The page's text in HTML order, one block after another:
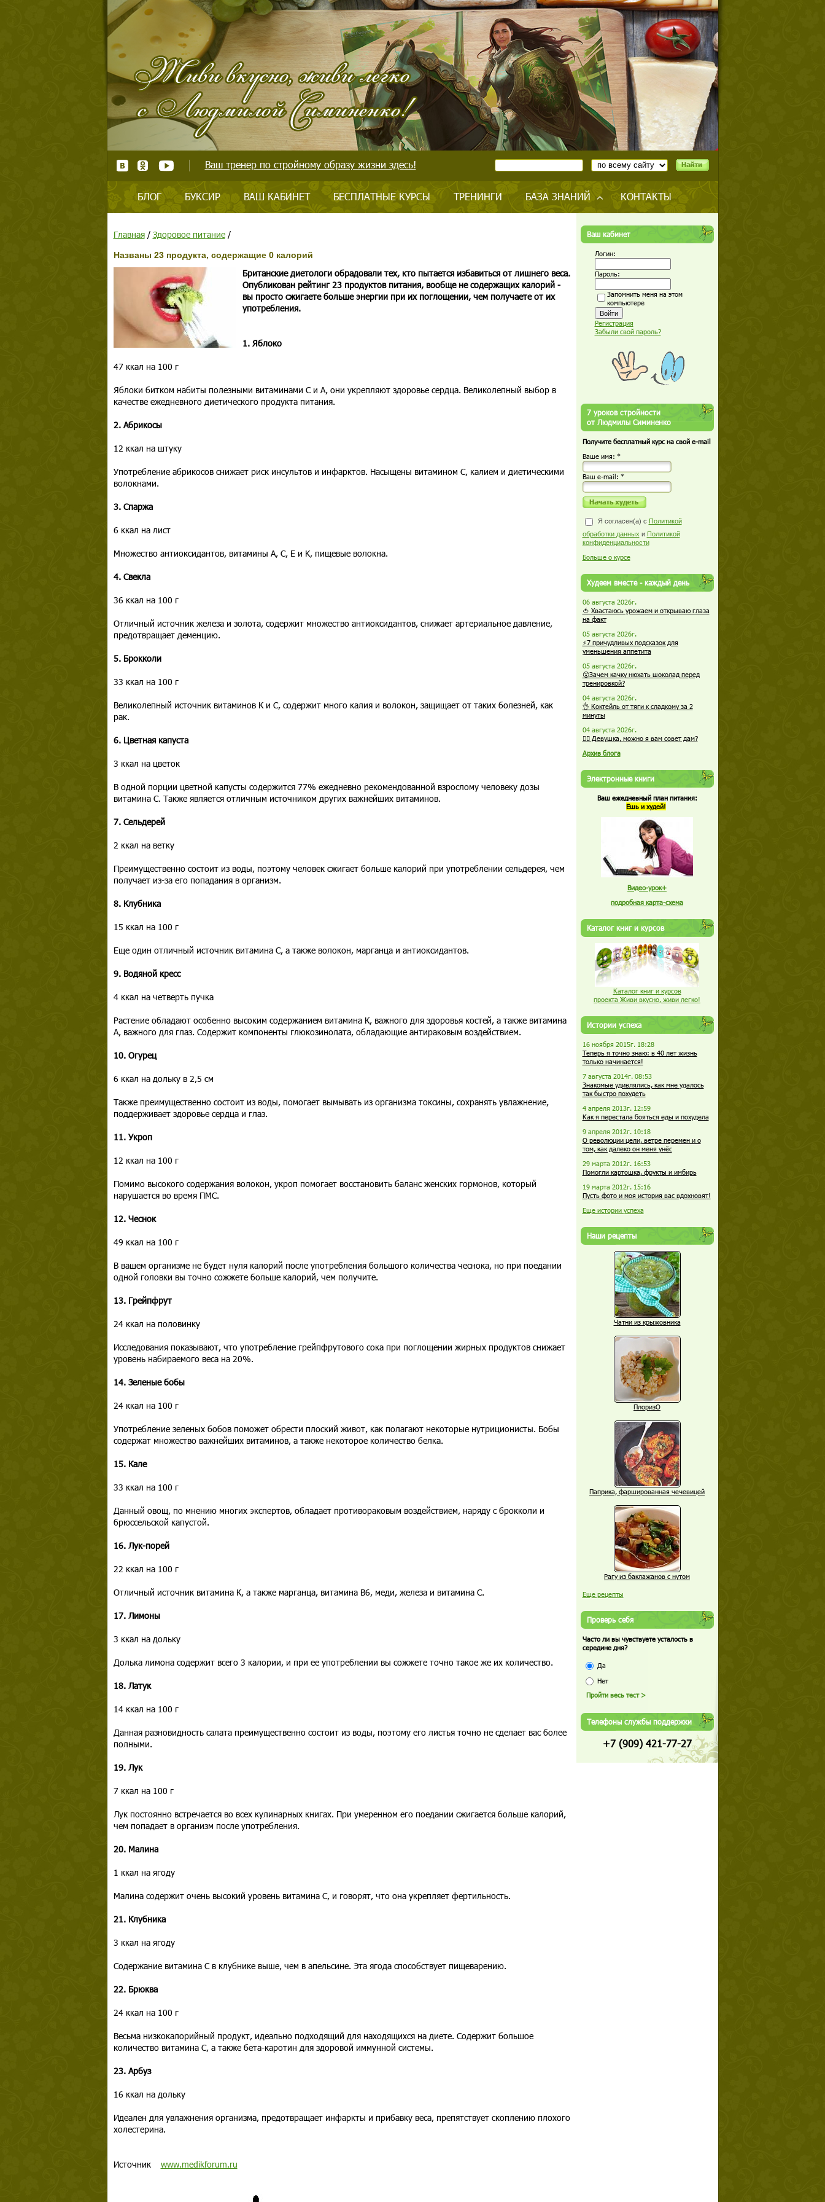
Ваш тренер по стройному образу жизни здесь!
БЛОГ БУКСИР ВАШ КАБИНЕТ БЕСПЛАТНЫЕ КУРСЫ ТРЕНИНГИ БАЗА ЗНАНИЙ КОНТАКТЫ
Главная/ Здоровое питание/
Названы 23 продукта, содержащие 0 калорий
Британские диетологи обрадовали тех, кто пытается избавиться от лишнего веса.
Опубликован рейтинг 23 продуктов питания, вообще не содержащих калорий -
вы просто сжигаете больше энергии при их поглощении, чем получаете от их
употребления.
1. Яблоко
47 ккал на 100 г
Яблоки битком набиты полезными витаминами С и А, они укрепляют здоровье сердца. Великолепный выбор в
качестве ежедневного диетического продукта питания.
2. Абрикосы
12 ккал на штуку
Употребление абрикосов снижает риск инсультов и инфарктов. Насыщены витамином С, калием и диетическими
волокнами.
3. Спаржа
6 ккал на лист
Множество антиоксидантов, витамины A, C, E и K, пищевые волокна.
4. Свекла
36 ккал на 100 г
Отличный источник железа и золота, содержит множество антиоксидантов, снижает артериальное давление,
предотвращает деменцию.
5. Брокколи
33 ккал на 100 г
Великолепный источник витаминов К и С, содержит много калия и волокон, защищает от таких болезней, как
рак.
6. Цветная капуста
3 ккал на цветок
В одной порции цветной капусты содержится 77% ежедневно рекомендованной взрослому человеку дозы
витамина C. Также является отличным источником других важнейших витаминов.
7. Сельдерей
2 ккал на ветку
Преимущественно состоит из воды, поэтому человек сжигает больше калорий при употреблении сельдерея, чем
получает из-за его попадания в организм.
8. Клубника
15 ккал на 100 г
Еще один отличный источник витамина C, а также волокон, марганца и антиоксидантов.
9. Водяной кресс
4 ккал на четверть пучка
Растение обладают особенно высоким содержанием витамина К, важного для здоровья костей, а также витамина
А, важного для глаз. Содержит компоненты глюкозинолата, обладающие антираковым воздействием.
10. Огурец
6 ккал на дольку в 2,5 см
Также преимущественно состоит из воды, помогает вымывать из организма токсины, сохранять увлажнение,
поддерживает здоровье сердца и глаз.
11. Укроп
12 ккал на 100 г
Помимо высокого содержания волокон, укроп помогает восстановить баланс женских гормонов, который
нарушается во время ПМС.
12. Чеснок
49 ккал на 100 г
В вашем организме не будет нуля калорий после употребления большого количества чеснока, но при поедании
одной головки вы точно сожжете больше калорий, чем получите.
13. Грейпфрут
24 ккал на половинку
Исследования показывают, что употребление грейпфрутового сока при поглощении жирных продуктов снижает
уровень набираемого веса на 20%.
14. Зеленые бобы
24 ккал на 100 г
Употребление зеленых бобов поможет обрести плоский живот, как полагают некоторые нутриционисты. Бобы
содержат множество важнейших витаминов, а также некоторое количество белка.
15. Кале
33 ккал на 100 г
Данный овощ, по мнению многих экспертов, обладает противораковым воздействием, наряду с брокколи и
брюссельской капустой.
16. Лук-порей
22 ккал на 100 г
Отличный источник витамина К, а также марганца, витамина B6, меди, железа и витамина C.
17. Лимоны
3 ккал на дольку
Долька лимона содержит всего 3 калории, и при ее употреблении вы сожжете точно такое же их количество.
18. Латук
14 ккал на 100 г
Данная разновидность салата преимущественно состоит из воды, поэтому его листья точно не сделает вас более
полными.
19. Лук
7 ккал на 100 г
Лук постоянно встречается во всех кулинарных книгах. При умеренном его поедании сжигается больше калорий,
чем попадает в организм после употребления.
20. Малина
1 ккал на ягоду
Малина содержит очень высокий уровень витамина C, и говорят, что она укрепляет фертильность.
21. Клубника
3 ккал на ягоду
Содержание витамина С в клубнике выше, чем в апельсине. Эта ягода способствует пищеварению.
22. Брюква
24 ккал на 100 г
Весьма низкокалорийный продукт, идеально подходящий для находящихся на диете. Содержит большое
количество витамина C, а также бета-каротин для здоровой иммунной системы.
23. Арбуз
16 ккал на дольку
Идеален для увлажнения организма, предотвращает инфаркты и прибавку веса, препятствует скоплению плохого
холестерина.
Источник www.medikforum.ru
Ваш кабинет
Логин:
Пароль:
Запомнить меня на этом
компьютере
Регистрация
Забыли свой пароль?
7 уроков стройности
от Людмилы Симиненко
Получите бесплатный курс на свой e-mail
Ваше имя: *
Ваш е-mail: *
Я согласен(а) с Политикой
обработки данных и Политикой
конфиденциальности
Больше о курсе
Худеем вместе - каждый день
06 августа 2026г.
🍅 Хвастаюсь урожаем и открываю глаза
на факт
05 августа 2026г.
⚡7 причудливых подсказок для
уменьшения аппетита
05 августа 2026г.
😮Зачем качку нюхать шоколад перед
тренировкой?
04 августа 2026г.
👌 Коктейль от тяги к сладкому за 2
минуты
04 августа 2026г.
🏋️‍♀️ Девушка, можно я вам совет дам?
Архив блога
Электронные книги
Ваш ежедневный план питания:
Ешь и худей!
Видео-урок+
подробная карта-схема
Каталог книг и курсов
Каталог книг и курсов
проекта Живи вкусно, живи легко!
Истории успеха
16 ноября 2015г. 18:28
Теперь я точно знаю: в 40 лет жизнь
только начинается!
7 августа 2014г. 08:53
Знакомые удивлялись, как мне удалось
так быстро похудеть
4 апреля 2013г. 12:59
Как я перестала бояться еды и похудела
9 апреля 2012г. 10:18
О революции цели, ветре перемен и о
том, как далеко он меня унёс
29 марта 2012г. 16:53
Помогли картошка, фрукты и имбирь
19 марта 2012г. 15:16
Пусть фото и моя история вас вдохновят!
Еще истории успеха
Наши рецепты
Чатни из крыжовника
ПлоризО
Паприка, фаршированная чечевицей
Рагу из баклажанов с нутом
Еще рецепты
Проверь себя
Часто ли вы чувствуете усталость в
середине дня?
Да
Нет
Телефоны службы поддержки
+7 (909) 421-77-27